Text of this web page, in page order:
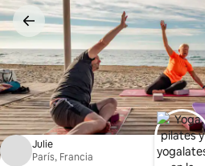
Ir
al
contenido
Julie
París, Francia